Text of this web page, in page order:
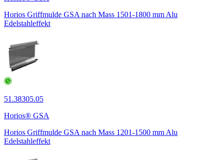
Horios Griffmulde GSA nach Mass 1501-1800 mm Alu
Edelstahleffekt
51.38305.05
Horios® GSA
Horios Griffmulde GSA nach Mass 1201-1500 mm Alu
Edelstahleffekt